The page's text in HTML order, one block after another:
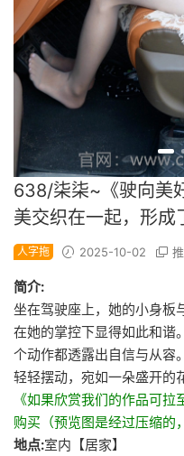
638/柒柒~《驶向美
美交织在一起，形成
人字拖 2025-10-02
简介:
坐在驾驶座上，她的小身板
在她的掌控下显得如此和谐
个动作都透露出自信与从容
轻轻摆动，宛如一朵盛开的
《如果欣赏我们的作品可
购买（预览图是经过压缩的
地点:室内【居家】